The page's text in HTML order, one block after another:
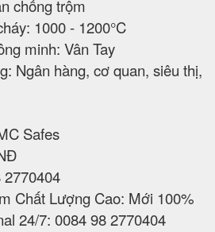
chống trộm
1000 - 1200°C
minh: Vân Tay
Ngân hàng, cơ quan, siêu thị,
Safes
2770404
Chất Lượng Cao: Mới 100%
24/7: 0084 98 2770404